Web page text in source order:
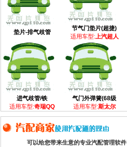
垫片-排气歧管
节气门垫片(超捷)
适用车型:上汽超人
进气歧管/铁
适用车型:奇瑞QQ
气门外弹簧(68级
适用车型:斯太尔
可以给您带来生意的专业汽配管理软件